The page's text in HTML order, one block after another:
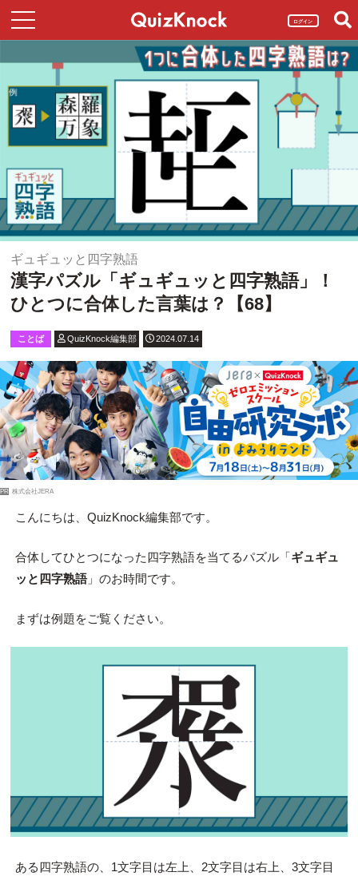
ログイン
ギュギュッと四字熟語
漢字パズル「ギュギュッと四字熟語」！
ひとつに合体した言葉は？【68】
ことば QuizKnock編集部 2024.07.14
PR 株式会社JERA
こんにちは、QuizKnock編集部です。
合体してひとつになった四字熟語を当てるパズル「ギュギュ
ッと四字熟語」のお時間です。
まずは例題をご覧ください。
ある四字熟語の、1文字目は左上、2文字目は右上、3文字目